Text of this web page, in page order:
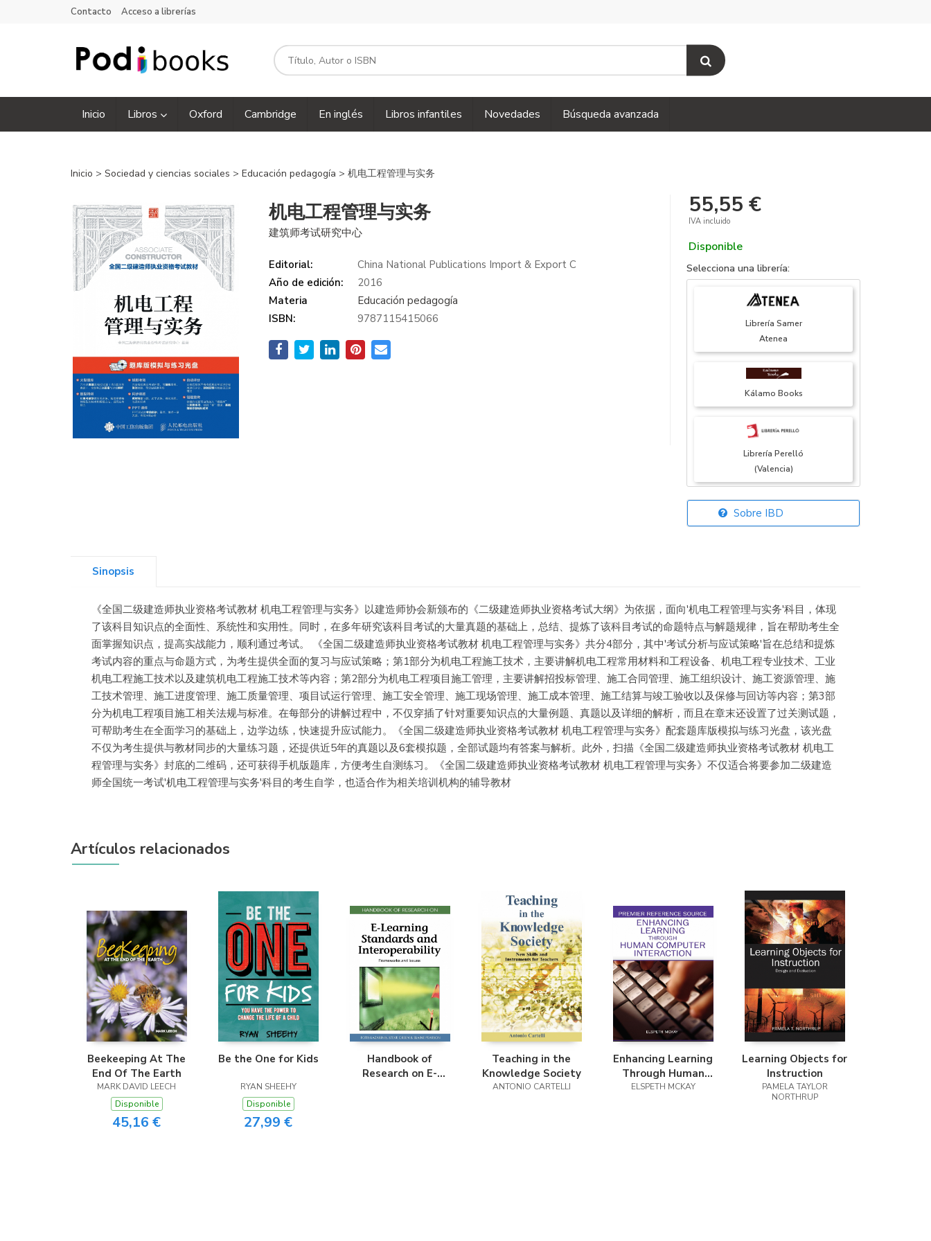
Contacto Acceso a librerías
Inicio Libros Oxford Cambridge En inglés Libros infantiles Novedades Búsqueda avanzada
Inicio > Sociedad y ciencias sociales > Educación pedagogía > 机电工程管理与实务
机电工程管理与实务
建筑师考试研究中心
Editorial:
China National Publications Import & Export C
Año de edición:
2016
Materia
Educación pedagogía
ISBN:
9787115415066
55,55 €
IVA incluido
Disponible
Selecciona una librería:
Librería Samer
Atenea
Kálamo Books
Librería Perelló
(Valencia)
Librería Elías
Librería Kolima
(Madrid)
Librería Proteo
(Málaga)
Sobre IBD
Sinopsis
《全国二级建造师执业资格考试教材 机电工程管理与实务》以建造师协会新颁布的《二级建造师执业资格考试大纲》为依据，面向'机电工程管理与实务'科目，体现
了该科目知识点的全面性、系统性和实用性。同时，在多年研究该科目考试的大量真题的基础上，总结、提炼了该科目考试的命题特点与解题规律，旨在帮助考生全
面掌握知识点，提高实战能力，顺利通过考试。 《全国二级建造师执业资格考试教材 机电工程管理与实务》共分4部分，其中'考试分析与应试策略'旨在总结和提炼
考试内容的重点与命题方式，为考生提供全面的复习与应试策略；第1部分为机电工程施工技术，主要讲解机电工程常用材料和工程设备、机电工程专业技术、工业
机电工程施工技术以及建筑机电工程施工技术等内容；第2部分为机电工程项目施工管理，主要讲解招投标管理、施工合同管理、施工组织设计、施工资源管理、施
工技术管理、施工进度管理、施工质量管理、项目试运行管理、施工安全管理、施工现场管理、施工成本管理、施工结算与竣工验收以及保修与回访等内容；第3部
分为机电工程项目施工相关法规与标准。在每部分的讲解过程中，不仅穿插了针对重要知识点的大量例题、真题以及详细的解析，而且在章末还设置了过关测试题，
可帮助考生在全面学习的基础上，边学边练，快速提升应试能力。《全国二级建造师执业资格考试教材 机电工程管理与实务》配套题库版模拟与练习光盘，该光盘
不仅为考生提供与教材同步的大量练习题，还提供近5年的真题以及6套模拟题，全部试题均有答案与解析。此外，扫描《全国二级建造师执业资格考试教材 机电工
程管理与实务》封底的二维码，还可获得手机版题库，方便考生自测练习。《全国二级建造师执业资格考试教材 机电工程管理与实务》不仅适合将要参加二级建造
师全国统一考试'机电工程管理与实务'科目的考生自学，也适合作为相关培训机构的辅导教材
Artículos relacionados
Beekeeping At The
End Of The Earth
MARK DAVID LEECH
Disponible
45,16 €
Be the One for Kids
RYAN SHEEHY
Disponible
27,99 €
Handbook of
Research on E-
Teaching in the
Knowledge Society
ANTONIO CARTELLI
Enhancing Learning
Through Human
Computer
ELSPETH MCKAY
Learning Objects for
Instruction
PAMELA TAYLOR
NORTHRUP